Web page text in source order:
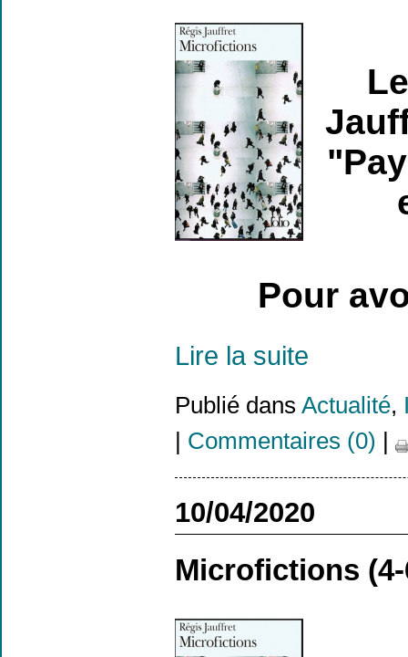
Pour
Lire la suite
Publié dans Actualité,
Commentaires (0)
10/04/2020
Microfictions